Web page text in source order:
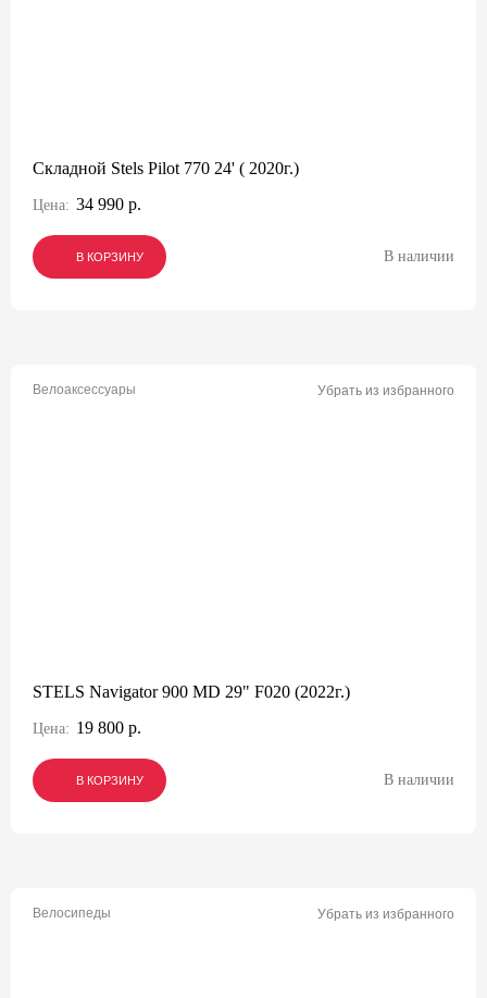
Складной Stels Pilot 770 24' ( 2020г.)
Цена: 34 990 р.
В КОРЗИНУ
В КОРЗИНУ
В КОРЗИНУ В наличии
Велоаксессуары Убрать из избранного
STELS Navigator 900 MD 29" F020 (2022г.)
Цена: 19 800 р.
В КОРЗИНУ
В КОРЗИНУ
В КОРЗИНУ В наличии
Велосипеды Убрать из избранного